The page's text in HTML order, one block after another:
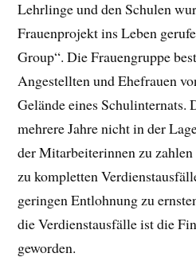
Lehrlinge und den Schulen
Frauenprojekt ins Leben
Group“. Die Frauengruppe
Angestellten und Ehefrauen
Gelände eines Schulinternats.
mehrere Jahre nicht in der
der Mitarbeiterinnen zu
zu kompletten
geringen Entlohnung zu
die Verdienstausfälle ist die
geworden.